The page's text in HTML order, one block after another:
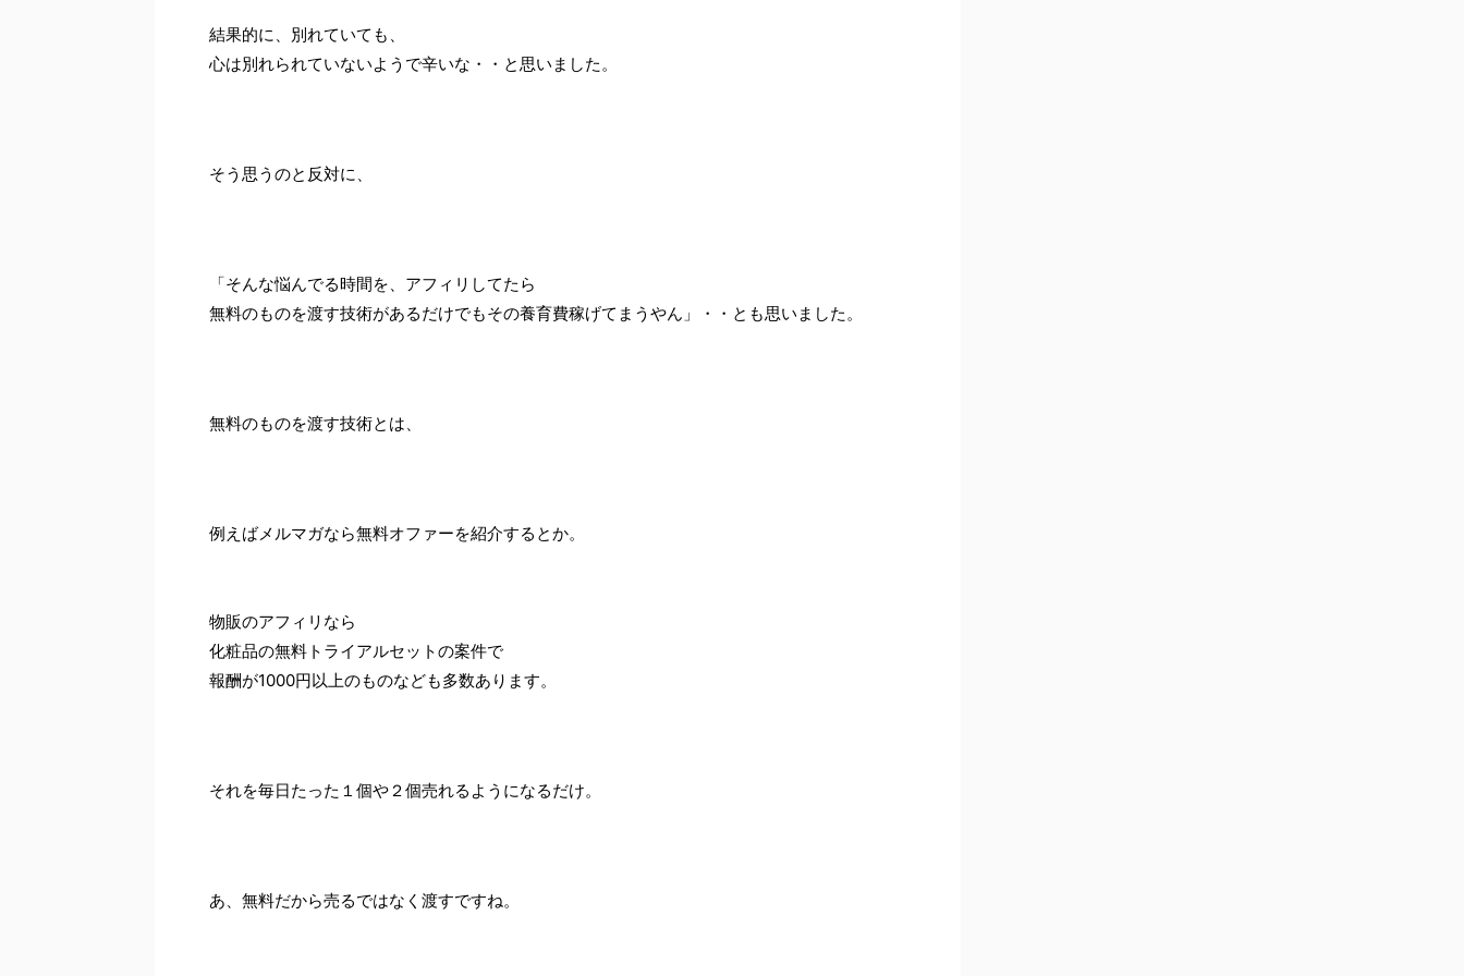
結果的に、別れていても、
心は別れられていないようで辛いな・・と思いました。
そう思うのと反対に、
「そんな悩んでる時間を、アフィリしてたら
無料のものを渡す技術があるだけでもその養育費稼げてまうやん」・・とも思いました。
無料のものを渡す技術とは、
例えばメルマガなら無料オファーを紹介するとか。
物販のアフィリなら
化粧品の無料トライアルセットの案件で
報酬が1000円以上のものなども多数あります。
それを毎日たった１個や２個売れるようになるだけ。
あ、無料だから売るではなく渡すですね。